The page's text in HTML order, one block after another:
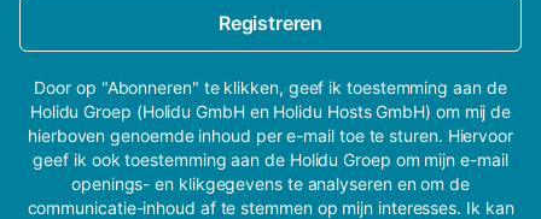
Registreren
Door op "Abonneren" te klikken, geef ik toestemming aan de
Holidu Groep (Holidu GmbH en Holidu Hosts GmbH) om mij de
hierboven genoemde inhoud per e-mail toe te sturen. Hiervoor
geef ik ook toestemming aan de Holidu Groep om mijn e-mail
openings- en klikgegevens te analyseren en om de
communicatie-inhoud af te stemmen op mijn interesses. Ik kan